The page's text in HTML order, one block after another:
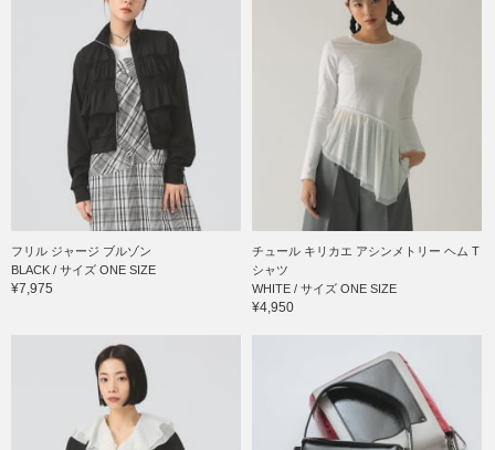
フリル ジャージ ブルゾン
BLACK / サイズ ONE SIZE
¥7,975
チュール キリカエ アシンメトリー ヘム T
シャツ
WHITE / サイズ ONE SIZE
¥4,950